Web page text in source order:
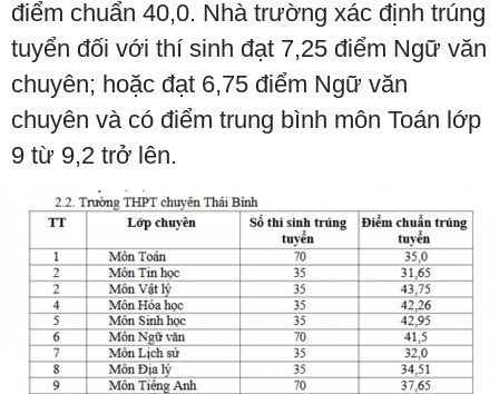
điểm chuẩn 40,0. Nhà trường xác định trúng
tuyển đối với thí sinh đạt 7,25 điểm Ngữ văn
chuyên; hoặc đạt 6,75 điểm Ngữ văn
chuyên và có điểm trung bình môn Toán lớp
9 từ 9,2 trở lên.